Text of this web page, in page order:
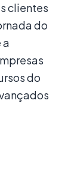
clientes
do
a
do